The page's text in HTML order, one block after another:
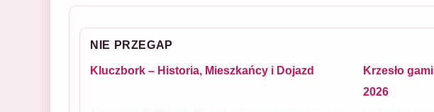
NIE PRZEGAP
Kluczbork – Historia, Mieszkańcy i Dojazd
Krzesło
2026